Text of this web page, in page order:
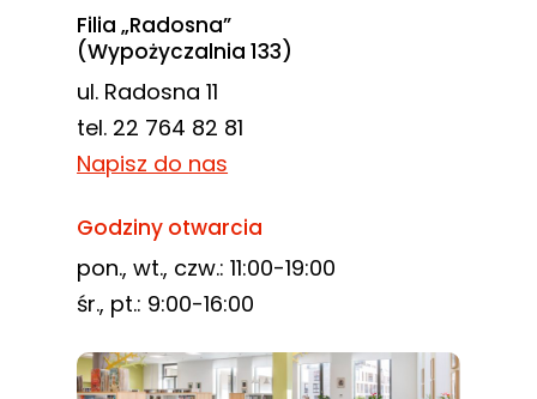
Filia „Radosna”
(Wypożyczalnia 133)
ul. Radosna 11
tel. 22 764 82 81
Napisz do nas
Godziny otwarcia
pon., wt., czw.: 11:00-19:00
śr., pt.: 9:00-16:00